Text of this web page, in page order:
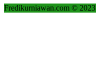
Fredikurniawan.com © 2023